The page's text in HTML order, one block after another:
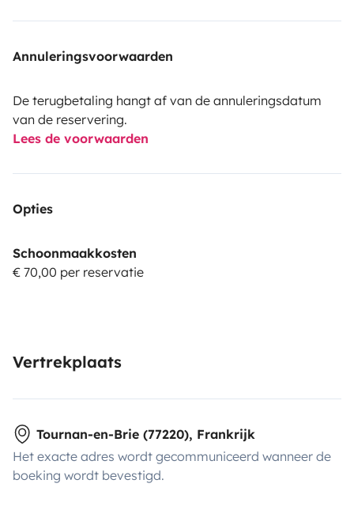
Annuleringsvoorwaarden
De terugbetaling hangt af van de annuleringsdatum
van de reservering.
Lees de voorwaarden
Opties
Schoonmaakkosten
€ 70,00 per reservatie
Vertrekplaats
Tournan-en-Brie (77220), Frankrijk
Het exacte adres wordt gecommuniceerd wanneer de
boeking wordt bevestigd.